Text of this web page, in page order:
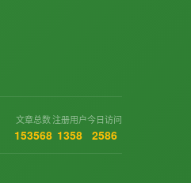
文章总数
153568
注册用户
1358
今日访问
2586